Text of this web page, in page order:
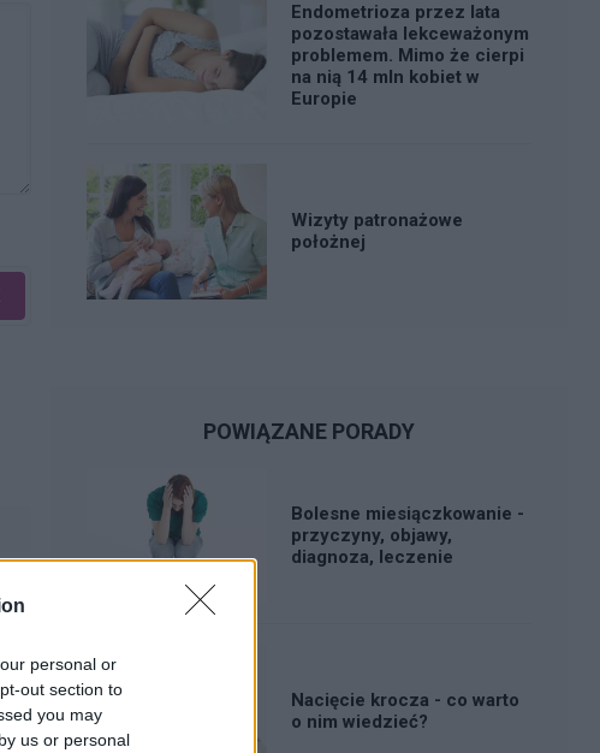
personal or
out section to
you may
us or personal
Endometrioza przez lata
pozostawała lekceważonym
problemem. Mimo że cierpi
na nią 14 mln kobiet w
Europie
Wizyty patronażowe
położnej
POWIĄZANE PORADY
Bolesne miesiączkowanie -
przyczyny, objawy,
diagnoza, leczenie
Nacięcie krocza - co warto
o nim wiedzieć?